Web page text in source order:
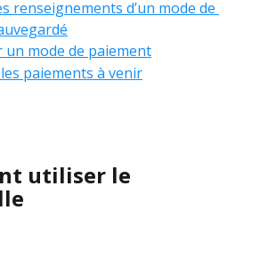
renseignements d’un mode de
un mode de paiement
paiements à venir
utiliser le